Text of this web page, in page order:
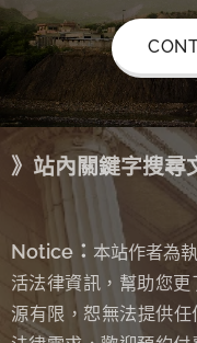
》站內關鍵字搜尋
Notice： 本站作者為
活法律資訊，幫助您
源有限，恕無法提供